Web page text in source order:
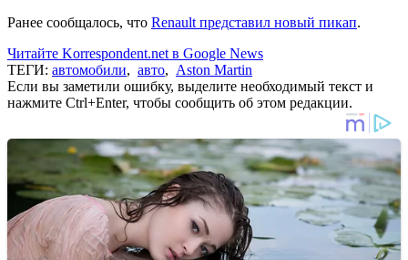
Ранее сообщалось, что Renault представил новый пикап.
Читайте Korrespondent.net в Google News
ТЕГИ: автомобили, авто, Aston Martin
Если вы заметили ошибку, выделите необходимый текст и
нажмите Ctrl+Enter, чтобы сообщить об этом редакции.